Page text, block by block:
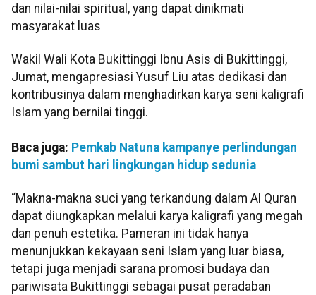
dan nilai-nilai spiritual, yang dapat dinikmati
masyarakat luas
Wakil Wali Kota Bukittinggi Ibnu Asis di Bukittinggi,
Jumat, mengapresiasi Yusuf Liu atas dedikasi dan
kontribusinya dalam menghadirkan karya seni kaligrafi
Islam yang bernilai tinggi.
Baca juga: Pemkab Natuna kampanye perlindungan
bumi sambut hari lingkungan hidup sedunia
“Makna-makna suci yang terkandung dalam Al Quran
dapat diungkapkan melalui karya kaligrafi yang megah
dan penuh estetika. Pameran ini tidak hanya
menunjukkan kekayaan seni Islam yang luar biasa,
tetapi juga menjadi sarana promosi budaya dan
pariwisata Bukittinggi sebagai pusat peradaban